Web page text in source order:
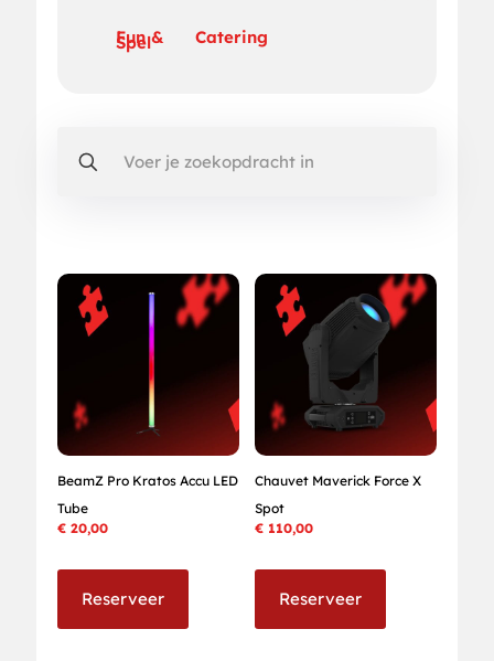
Fun &
Spel Catering
BeamZ Pro Kratos Accu LED
Tube
€ 20,00
Reserveer
Chauvet Maverick Force X
Spot
€110,00
Reserveer